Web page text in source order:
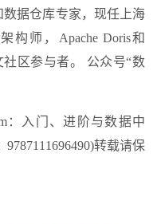
据仓库专家，现任上海
构师，Apache Doris和
社区参与者。 公众号“数
：入门、进阶与数据中
转载请保